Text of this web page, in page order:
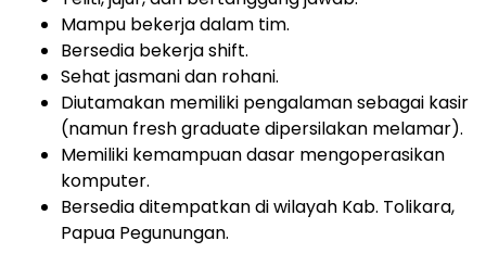
Mampu bekerja dalam tim.
Bersedia bekerja shift.
Sehat jasmani dan rohani.
Diutamakan memiliki pengalaman sebagai kasir
(namun fresh graduate dipersilakan melamar).
Memiliki kemampuan dasar mengoperasikan
komputer.
Bersedia ditempatkan di wilayah Kab. Tolikara,
Papua Pegunungan.